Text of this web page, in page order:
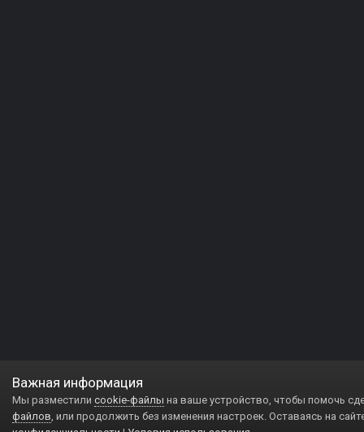
Важная информация
Мы разместили cookie-файлы на ваше устройство, чтобы помочь
файлов, или продолжить без изменения настроек. Оставаясь на